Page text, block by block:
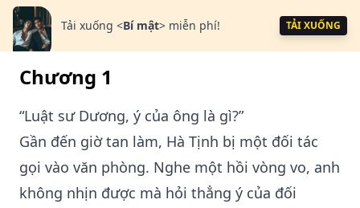
Tải xuống <Bí mật> miễn phí! TẢI XUỐNG
Chương 1
“Luật sư Dương, ý của ông là gì?”
Gần đến giờ tan làm, Hà Tịnh bị một đối tác
gọi vào văn phòng. Nghe một hồi vòng vo, anh
không nhịn được mà hỏi thẳng ý của đối